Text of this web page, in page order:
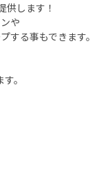
供します！
や
する事もできます。
。